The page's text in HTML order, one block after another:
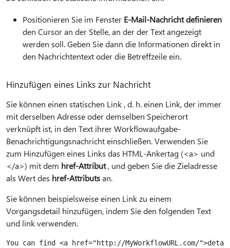
Positionieren Sie im Fenster E-Mail-Nachricht definieren
den Cursor an der Stelle, an der der Text angezeigt
werden soll. Geben Sie dann die Informationen direkt in
den Nachrichtentext oder die Betreffzeile ein.
Hinzufügen eines Links zur Nachricht
Sie können einen statischen Link , d. h. einen Link, der immer
mit derselben Adresse oder demselben Speicherort
verknüpft ist, in den Text ihrer Workflowaufgabe-
Benachrichtigungsnachricht einschließen. Verwenden Sie
zum Hinzufügen eines Links das HTML-Ankertag (<a> und
</a>) mit dem href-Attribut, und geben Sie die Zieladresse
als Wert des href-Attributsan.
Sie können beispielsweise einen Link zu einem
Vorgangsdetail hinzufügen, indem Sie den folgenden Text
und link verwenden.
You can find <a href="http://MyWorkflowURL.com/